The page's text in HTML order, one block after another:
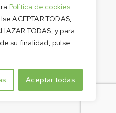
Política de cookies.
ACEPTAR TODAS,
TODAS, y para
su finalidad, pulse
Aceptar todas